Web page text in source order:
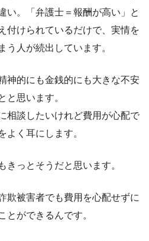
い。「弁護士＝報酬が高い」と
付けられているだけで、実情を
う人が続出しています。
神的にも金銭的にも大きな不安
と思います。
相談したいけれど費用が心配で
よく耳にします。
きっとそうだと思います。
欺被害者でも費用を心配せずに
とができるんです。